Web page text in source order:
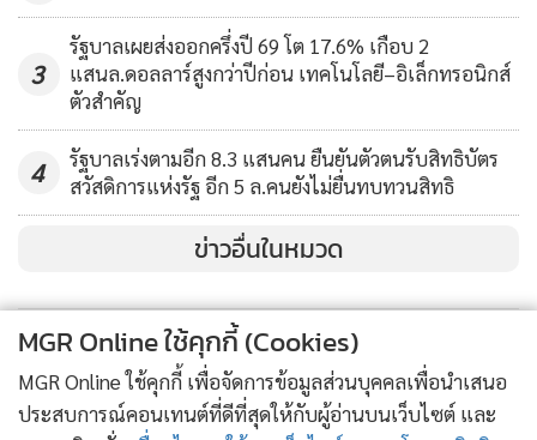
3
รัฐบาลเผยส่งออกครึ่งปี 69 โต 17.6% เกือบ 2
แสนล.ดอลลาร์สูงกว่าปีก่อน เทคโนโลยี–อิเล็กทรอนิกส์
ตัวสำคัญ
4
รัฐบาลเร่งตามอีก 8.3 แสนคน ยืนยันตัวตนรับสิทธิบัตร
สวัสดิการแห่งรัฐ อีก 5 ล.คนยังไม่ยื่นทบทวนสิทธิ
ข่าวอื่นในหมวด
MGR Online ใช้คุกกี้ (Cookies)
MGR Online ใช้คุกกี้ เพื่อจัดการข้อมูลส่วนบุคคลเพื่อนำเสนอ
ประสบการณ์คอนเทนต์ที่ดีที่สุดให้กับผู้อ่านบนเว็บไซต์ และ